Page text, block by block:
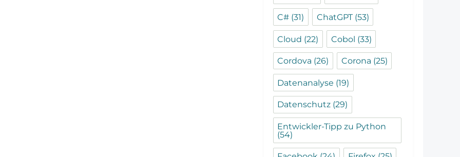
C# (31) ChatGPT(53)
Cloud (22) Cobol (33)
Cordova (26) Corona (25)
Datenanalyse (19)
Datenschutz (29)
Entwickler-Tipp zu Python
(54)